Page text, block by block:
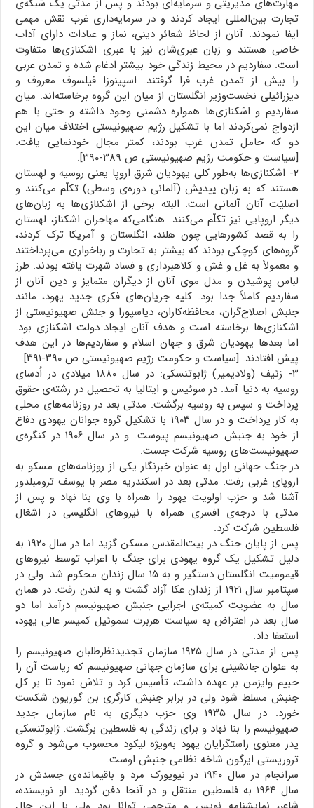
مهارت‌های مدیریتی و سرمایه‌ای بودند و پس از مدتی یک شبکه‌ی
تجارت بین‌المللی ایجاد کردند و در سرمایه‌داری غرب نقش مهمی
ایفا نمودند. آنان از لحاظ شعائر دینی، نماز و عبادات دارای آداب
خاصی هستند و زبان عبری‌شان نیز با عبری اشکنازی‌ها متفاوت
است. سفاردیم در محیط زندگی خود بیشتر ادغام شده و تمدن عربی
را بیش از تمدن غرب فرا گرفتند. اسپینوزا فیلسوف معروف و
دیزرائیلی نخست‌وزیر انگلستان از میان این گروه برخاسته‌اند. میان
سفاردیم و اشکنازی‌ها همواره دشمنی وجود داشته و حتی با هم
ازدواج نمی‌کردند اما با تشکیل رژیم صهیونیستی اختلاف میان این
دو که حامل تمدن غرب بودند، کمتر مجال خودنمایی یافت.
[سیاست و حکومت رژیم صهیونیستی ص ۳۸۹-۳۹۰].
۲- اشکنازی‌ها به‌طور کلی یهودیان شرق اروپا یعنی روسیه و لهستان
هستند که به زبان ییدیش (آلمانی دوره‌ی وسطی) تکلّم می‌کنند و
اصلیّت آنان آلمانی است. البته برخی از اشکنازی‌ها به زبان‌های
دیگر اروپایی نیز تکلّم می‌کنند. هنگامی‌که مهاجران اشکناز، لهستان
را به قصد کشورهایی چون هلند، انگلستان و آمریکا ترک کردند،
گروه‌های کوچکی بودند که بیشتر به تجارت و رباخواری می‌پرداختند
و معمولاً به غل و غش و کلاهبرداری و فساد شهرت یافته بودند. طرز
لباس پوشیدن و مدل موی آنان از دیگران متمایز و دین آنان از
سفاردیم کاملاً جدا بود. کلیه جریان‌های فکری جدید یهود، مانند
جنبش اصلاح‌گران، محافظه‌کاران، دیاسپورا و جنش صهیونیستی از
اشکنازی‌ها برخاسته است و هدف آنان ایجاد دولت اشکنازی بود.
اما بعدها یهودیان شرق و جهان اسلام و سفاردیم‌ها در این هدف
پیش افتادند. [سیاست و حکومت رژیم صهیونیستی ص ۳۹۰-۳۹۱].
۳- زئیف (ولادیمیر) ژابوتنسکی: در سال ۱۸۸۰ میلادی در اُدسای
روسیه به دنیا آمد. در سوئیس و ایتالیا به تحصیل در رشته‌ی حقوق
پرداخت و سپس به روسیه برگشت. مدتی بعد در روزنامه‌های محلی
به کار پرداخت و در سال ۱۹۰۳ با تشکیل گروه جوانان یهودی دفاع
از خود به جنبش صهیونیسم پیوست. و در سال ۱۹۰۶ در کنگره‌ی
صهیونیست‌های روسیه شرکت جست.
در جنگ جهانی اول به عنوان خبرنگار یکی از روزنامه‌های مسکو به
اروپای غربی رفت. مدتی بعد در اسکندریه مصر با یوسف ترومبلدور
آشنا شد و حزب اولویت یهود را همراه با وی بنا نهاد و پس از
مدتی با درجه‌ی افسری همراه با نیروهای انگلیسی در اشغال
فلسطین شرکت کرد.
پس از پایان جنگ در بیت‌المقدس مسکن گزید اما در سال ۱۹۲۰ به
دلیل تشکیل یک گروه یهودی برای جنگ با اعراب توسط نیروهای
قیمومیت انگلستان دستگیر و به ۱۵ سال زندان محکوم شد. ولی در
سپتامبر سال ۱۹۲۱ از زندان عکا آزاد گشت و به لندن رفت. در همان
سال به عضویت کمیته‌ی اجرایی جنبش صهیونیسم درآمد اما دو
سال بعد در اعتراض به سیاست هربرت سموئیل کمیسر عالی یهود،
استعفا داد.
پس از مدتی در سال ۱۹۲۵ سازمان تجدیدنظرطلبان صهیونیسم را
به عنوان جانشینی برای سازمان جهانی صهیونیسم که ریاست آن را
حییم وایزمن بر عهده داشت، تأسیس کرد و تلاش نمود تا بر کل
جنبش مسلط شود ولی در برابر جنبش کارگری بن گوریون شکست
خورد. در سال ۱۹۳۵ وی حزب دیگری به نام سازمان جدید
صهیونیسم را بنا نهاد و برای زندگی به فلسطین برگشت. ژابوتنسکی
پدر معنوی راستگرایان یهود به‌ویژه لیکود محسوب می‌شود و گروه
تروریستی ایرگون شاخه نظامی جنبش اوست.
سرانجام در سال ۱۹۴۰ در نیویورک مرد و باقیمانده‌ی جسدش در
سال ۱۹۶۴ به فلسطین منتقل و در آنجا دفن گردید. او نویسنده،